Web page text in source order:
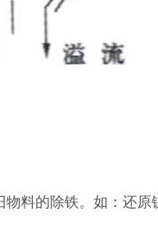
料的除铁。如：还